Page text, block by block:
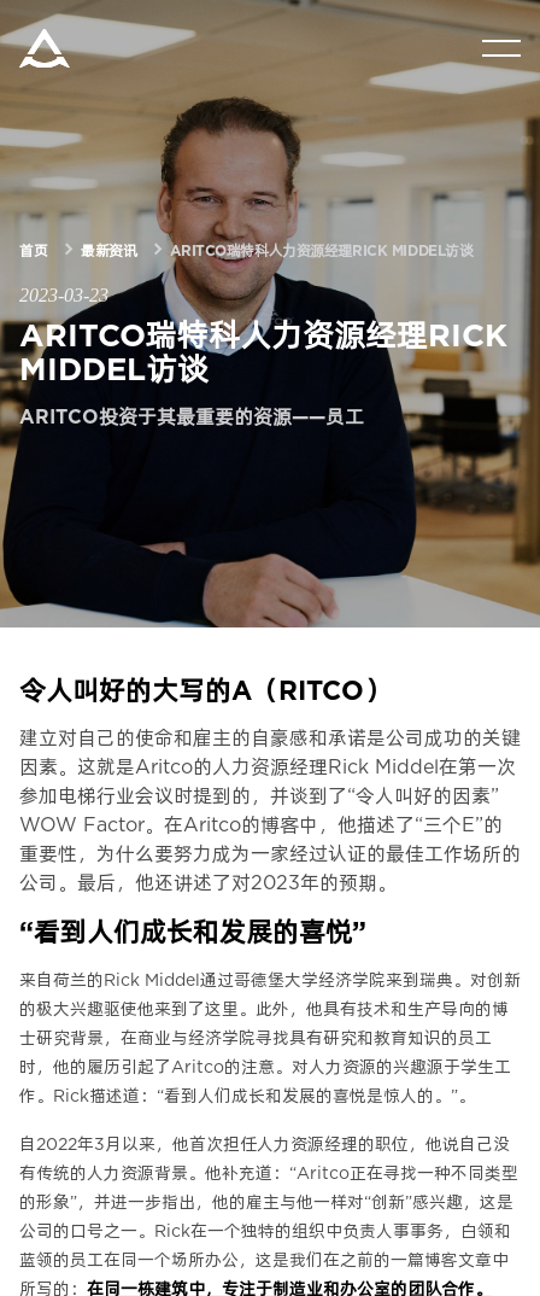
集团资讯
产品中心
关于瑞特科
合作伙伴
CN
首页 最新资讯 ARITCO瑞特科人力资源经理RICK MIDDEL访谈
2023-03-23
ARITCO瑞特科人力资源经理RICK
MIDDEL访谈
ARITCO投资于其最重要的资源——员工
令人叫好的大写的A（RITCO）
建立对自己的使命和雇主的自豪感和承诺是公司成功的关键
因素。这就是Aritco的人力资源经理Rick Middel在第一次
参加电梯行业会议时提到的，并谈到了“令人叫好的因素”
WOW Factor。在Aritco的博客中，他描述了“三个E”的
重要性，为什么要努力成为一家经过认证的最佳工作场所的
公司。最后，他还讲述了对2023年的预期。
“看到人们成长和发展的喜悦”
来自荷兰的Rick Middel通过哥德堡大学经济学院来到瑞典。对创新
的极大兴趣驱使他来到了这里。此外，他具有技术和生产导向的博
士研究背景，在商业与经济学院寻找具有研究和教育知识的员工
时，他的履历引起了Aritco的注意。对人力资源的兴趣源于学生工
作。Rick描述道：“看到人们成长和发展的喜悦是惊人的。”。
自2022年3月以来，他首次担任人力资源经理的职位，他说自己没
有传统的人力资源背景。他补充道：“Aritco正在寻找一种不同类型
的形象”，并进一步指出，他的雇主与他一样对“创新”感兴趣，这是
公司的口号之一。Rick在一个独特的组织中负责人事事务，白领和
蓝领的员工在同一个场所办公，这是我们在之前的一篇博客文章中
所写的： 在同一栋建筑中，专注于制造业和办公室的团队合作。